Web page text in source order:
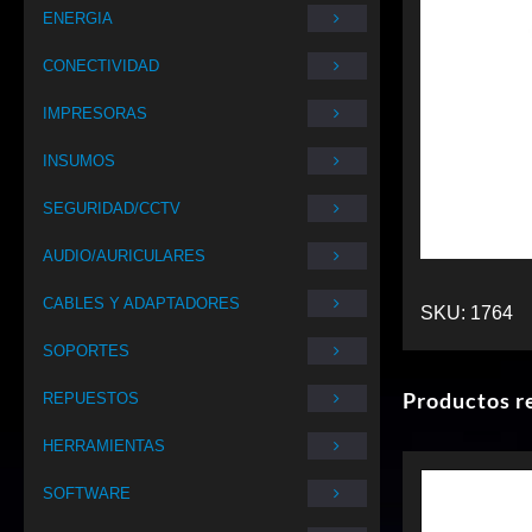
ENERGIA
CONECTIVIDAD
IMPRESORAS
INSUMOS
SEGURIDAD/CCTV
AUDIO/AURICULARES
CABLES Y ADAPTADORES
SOPORTES
REPUESTOS
HERRAMIENTAS
SOFTWARE
SKU: 1764
Productos